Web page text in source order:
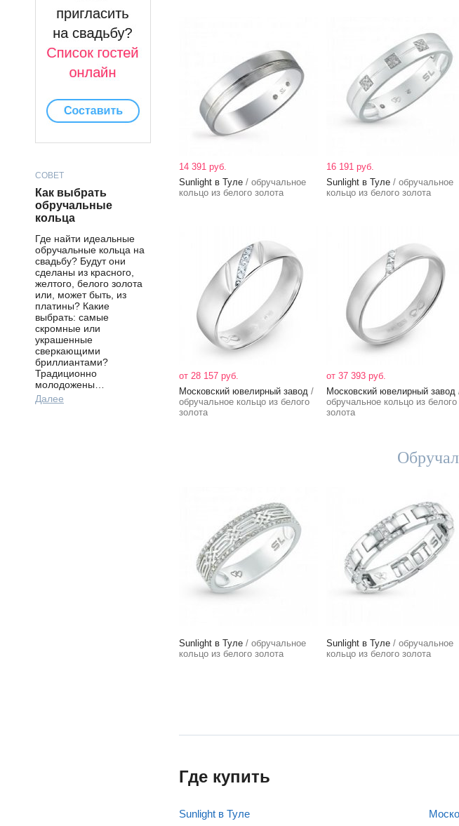
СОВЕТ
Как выбрать
обручальные
кольца
Где найти идеальные
обручальные кольца на
свадьбу? Будут они
сделаны из красного,
желтого, белого золота
или, может быть, из
платины? Какие
выбрать: самые
скромные или
украшенные
сверкающими
бриллиантами?
Традиционно
молодожены…
Далее
14 391 руб.
Sunlight в Туле / обручальное
кольцо из белого золота
16 191 руб.
Sunlight в Туле / обручальное
кольцо из белого золота
от 28 157 руб.
Московский ювелирный завод /
обручальное кольцо из белого
золота
от 37 393 руб.
Московский ювелирный завод
обручальное кольцо из белого
золота
Sunlight в Туле / обручальное
кольцо из белого золота
Sunlight в Туле / обручальное
кольцо из белого золота
Где купить
Sunlight в Туле